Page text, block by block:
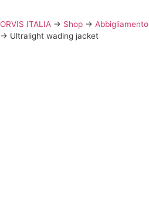
ORVIS ITALIA → Shop → Abbigliamento
→ Ultralight wading jacket